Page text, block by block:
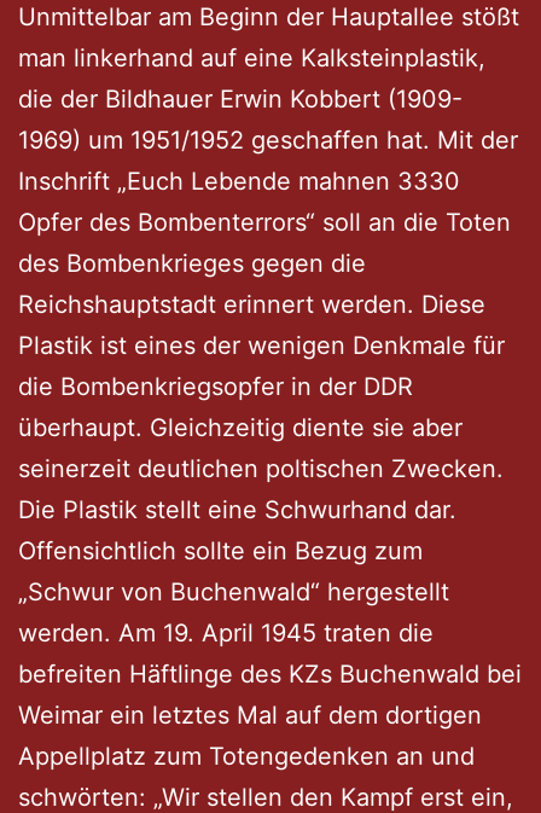
Unmittelbar am Beginn der Hauptallee stößt
man linkerhand auf eine Kalksteinplastik,
die der Bildhauer Erwin Kobbert (1909-
1969) um 1951/1952 geschaffen hat. Mit der
Inschrift „Euch Lebende mahnen 3330
Opfer des Bombenterrors“ soll an die Toten
des Bombenkrieges gegen die
Reichshauptstadt erinnert werden. Diese
Plastik ist eines der wenigen Denkmale für
die Bombenkriegsopfer in der DDR
überhaupt. Gleichzeitig diente sie aber
seinerzeit deutlichen poltischen Zwecken.
Die Plastik stellt eine Schwurhand dar.
Offensichtlich sollte ein Bezug zum
„Schwur von Buchenwald“ hergestellt
werden. Am 19. April 1945 traten die
befreiten Häftlinge des KZs Buchenwald bei
Weimar ein letztes Mal auf dem dortigen
Appellplatz zum Totengedenken an und
schwörten: „Wir stellen den Kampf erst ein,